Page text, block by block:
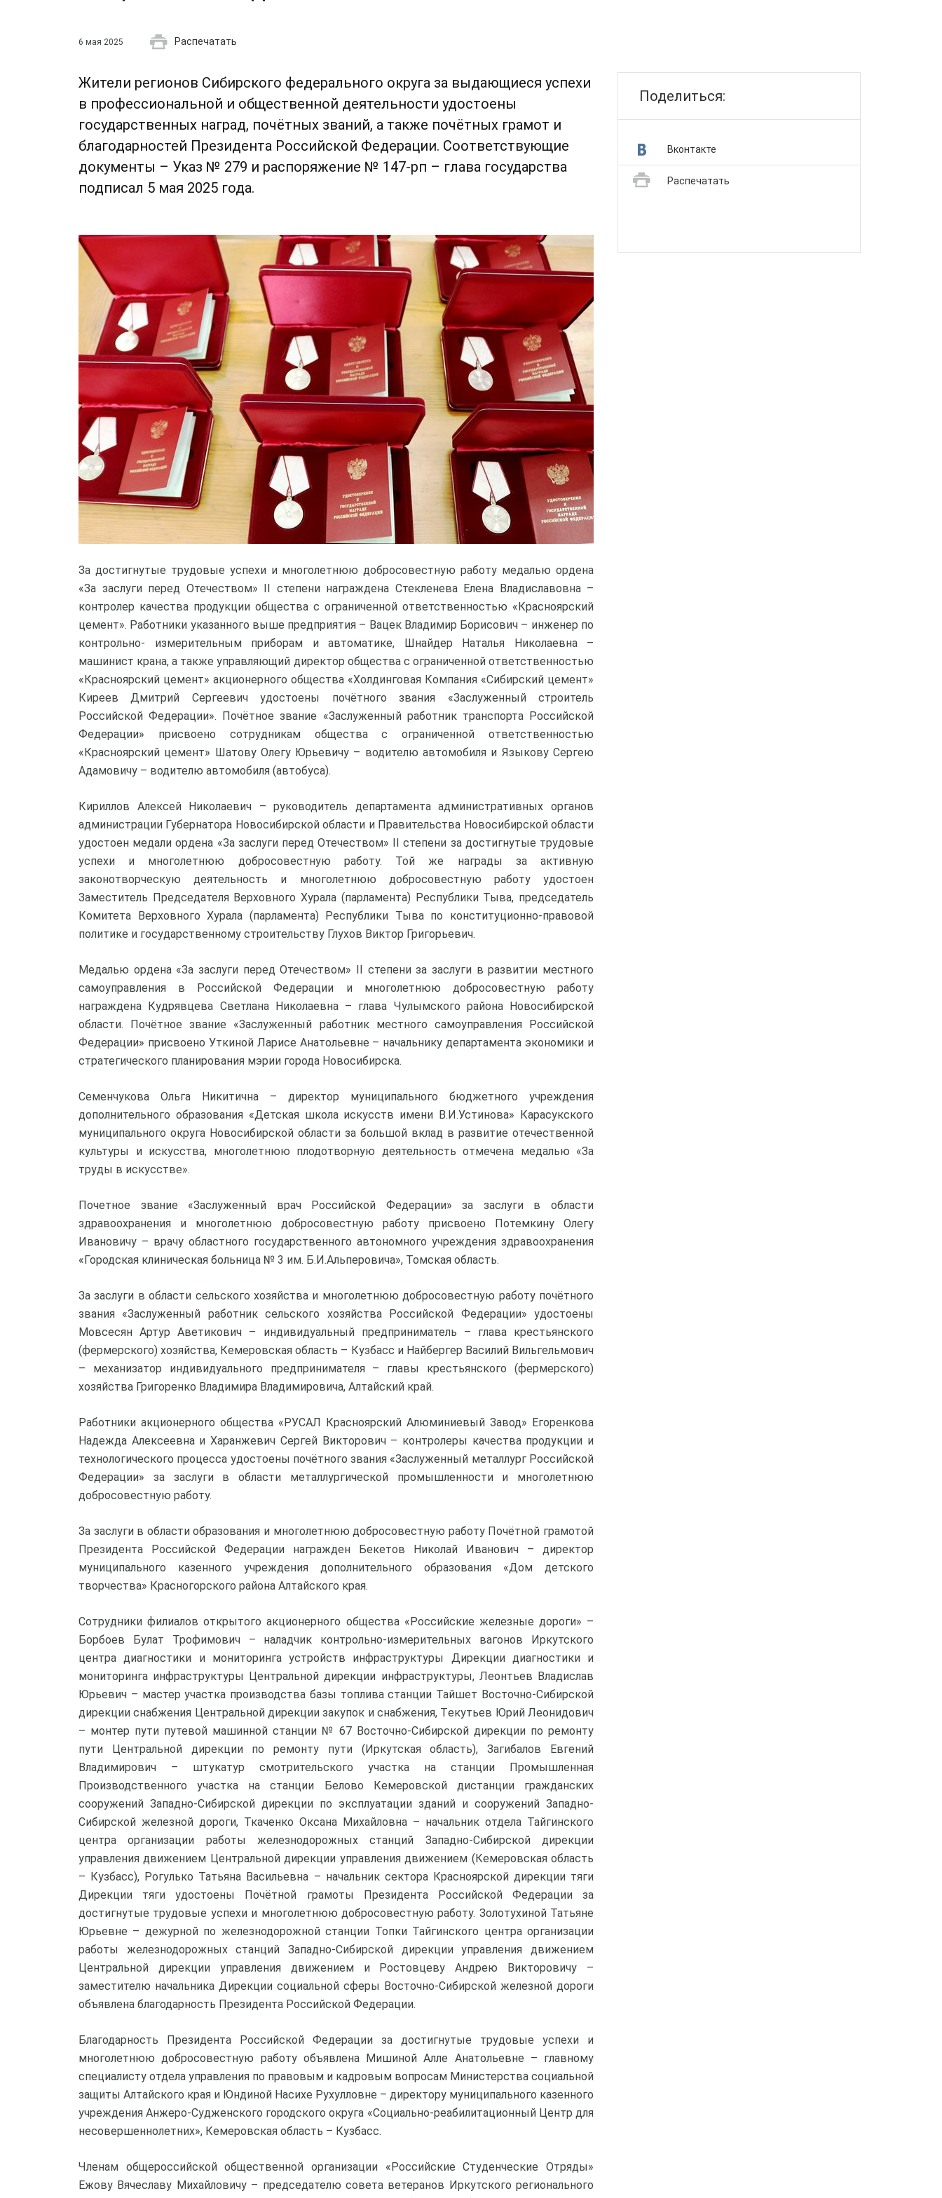
6 мая 2025 Распечатать
Жители регионов Сибирского федерального округа за выдающиеся успехи
в профессиональной и общественной деятельности удостоены
государственных наград, почётных званий, а также почётных грамот и
благодарностей Президента Российской Федерации. Соответствующие
документы – Указ № 279 и распоряжение № 147-рп – глава государства
подписал 5 мая 2025 года.
За достигнутые трудовые успехи и многолетнюю добросовестную работу медалью ордена
«За заслуги перед Отечеством» II степени награждена Стекленева Елена Владиславовна –
контролер качества продукции общества с ограниченной ответственностью «Красноярский
цемент». Работники указанного выше предприятия – Вацек Владимир Борисович – инженер по
контрольно- измерительным приборам и автоматике, Шнайдер Наталья Николаевна –
машинист крана, а также управляющий директор общества с ограниченной ответственностью
«Красноярский цемент» акционерного общества «Холдинговая Компания «Сибирский цемент»
Киреев Дмитрий Сергеевич удостоены почётного звания «Заслуженный строитель
Российской Федерации». Почётное звание «Заслуженный работник транспорта Российской
Федерации» присвоено сотрудникам общества с ограниченной ответственностью
«Красноярский цемент» Шатову Олегу Юрьевичу – водителю автомобиля и Языкову Сергею
Адамовичу – водителю автомобиля (автобуса).
Кириллов Алексей Николаевич – руководитель департамента административных органов
администрации Губернатора Новосибирской области и Правительства Новосибирской области
удостоен медали ордена «За заслуги перед Отечеством» II степени за достигнутые трудовые
успехи и многолетнюю добросовестную работу. Той же награды за активную
законотворческую деятельность и многолетнюю добросовестную работу удостоен
Заместитель Председателя Верховного Хурала (парламента) Республики Тыва, председатель
Комитета Верховного Хурала (парламента) Республики Тыва по конституционно-правовой
политике и государственному строительству Глухов Виктор Григорьевич.
Медалью ордена «За заслуги перед Отечеством» II степени за заслуги в развитии местного
самоуправления в Российской Федерации и многолетнюю добросовестную работу
награждена Кудрявцева Светлана Николаевна – глава Чулымского района Новосибирской
области. Почётное звание «Заслуженный работник местного самоуправления Российской
Федерации» присвоено Уткиной Ларисе Анатольевне – начальнику департамента экономики и
стратегического планирования мэрии города Новосибирска.
Семенчукова Ольга Никитична – директор муниципального бюджетного учреждения
дополнительного образования «Детская школа искусств имени В.И.Устинова» Карасукского
муниципального округа Новосибирской области за большой вклад в развитие отечественной
культуры и искусства, многолетнюю плодотворную деятельность отмечена медалью «За
труды в искусстве».
Почетное звание «Заслуженный врач Российской Федерации» за заслуги в области
здравоохранения и многолетнюю добросовестную работу присвоено Потемкину Олегу
Ивановичу – врачу областного государственного автономного учреждения здравоохранения
«Городская клиническая больница № 3 им. Б.И.Альперовича», Томская область.
За заслуги в области сельского хозяйства и многолетнюю добросовестную работу почётного
звания «Заслуженный работник сельского хозяйства Российской Федерации» удостоены
Мовсесян Артур Аветикович – индивидуальный предприниматель – глава крестьянского
(фермерского) хозяйства, Кемеровская область – Кузбасс и Найбергер Василий Вильгельмович
– механизатор индивидуального предпринимателя – главы крестьянского (фермерского)
хозяйства Григоренко Владимира Владимировича, Алтайский край.
Работники акционерного общества «РУСАЛ Красноярский Алюминиевый Завод» Егоренкова
Надежда Алексеевна и Харанжевич Сергей Викторович – контролеры качества продукции и
технологического процесса удостоены почётного звания «Заслуженный металлург Российской
Федерации» за заслуги в области металлургической промышленности и многолетнюю
добросовестную работу.
За заслуги в области образования и многолетнюю добросовестную работу Почётной грамотой
Президента Российской Федерации награжден Бекетов Николай Иванович – директор
муниципального казенного учреждения дополнительного образования «Дом детского
творчества» Красногорского района Алтайского края.
Сотрудники филиалов открытого акционерного общества «Российские железные дороги» –
Борбоев Булат Трофимович – наладчик контрольно-измерительных вагонов Иркутского
центра диагностики и мониторинга устройств инфраструктуры Дирекции диагностики и
мониторинга инфраструктуры Центральной дирекции инфраструктуры, Леонтьев Владислав
Юрьевич – мастер участка производства базы топлива станции Тайшет Восточно-Сибирской
дирекции снабжения Центральной дирекции закупок и снабжения, Tекутьев Юрий Леонидович
– монтер пути путевой машинной станции № 67 Восточно-Сибирской дирекции по ремонту
пути Центральной дирекции по ремонту пути (Иркутская область), Загибалов Евгений
Владимирович – штукатур смотрительского участка на станции Промышленная
Производственного участка на станции Белово Кемеровской дистанции гражданских
сооружений Западно-Сибирской дирекции по эксплуатации зданий и сооружений Западно-
Сибирской железной дороги, Ткаченко Оксана Михайловна – начальник отдела Тайгинского
центра организации работы железнодорожных станций Западно-Сибирской дирекции
управления движением Центральной дирекции управления движением (Кемеровская область
– Кузбасс), Рогулько Татьяна Васильевна – начальник сектора Красноярской дирекции тяги
Дирекции тяги удостоены Почётной грамоты Президента Российской Федерации за
достигнутые трудовые успехи и многолетнюю добросовестную работу. Золотухиной Татьяне
Юрьевне – дежурной по железнодорожной станции Топки Тайгинского центра организации
работы железнодорожных станций Западно-Сибирской дирекции управления движением
Центральной дирекции управления движением и Ростовцеву Андрею Викторовичу –
заместителю начальника Дирекции социальной сферы Восточно-Сибирской железной дороги
объявлена благодарность Президента Российской Федерации.
Благодарность Президента Российской Федерации за достигнутые трудовые успехи и
многолетнюю добросовестную работу объявлена Мишиной Алле Анатольевне – главному
специалисту отдела управления по правовым и кадровым вопросам Министерства социальной
защиты Алтайского края и Юндиной Насихе Рухулловне – директору муниципального казенного
учреждения Анжеро-Судженского городского округа «Социально-реабилитационный Центр для
несовершеннолетних», Кемеровская область – Кузбасс.
Членам общероссийской общественной организации «Российские Студенческие Отряды»
Ежову Вячеславу Михайловичу – председателю совета ветеранов Иркутского регионального
Поделиться:
Вконтакте
Распечатать